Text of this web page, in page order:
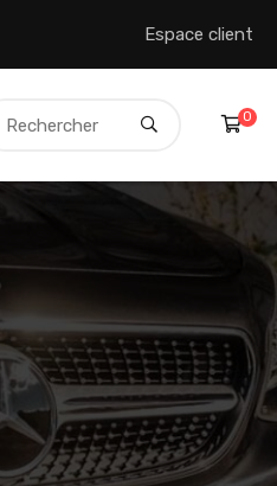
Espace client
0